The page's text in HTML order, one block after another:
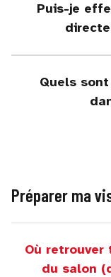
Puis-je
Quels
Préparer ma
Où
du salon